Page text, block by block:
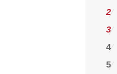
2
3
4
5